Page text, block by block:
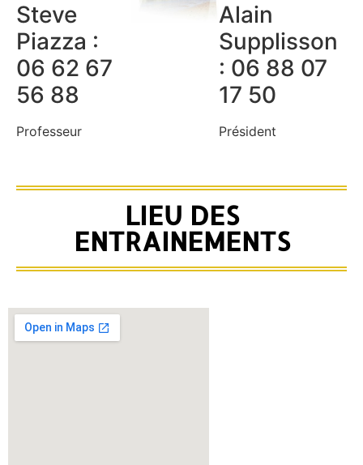
Steve
Piazza :
06 62 67
56 88
Professeur
Alain
Supplisson
: 06 88 07
17 50
Président
LIEU DES
ENTRAINEMENTS